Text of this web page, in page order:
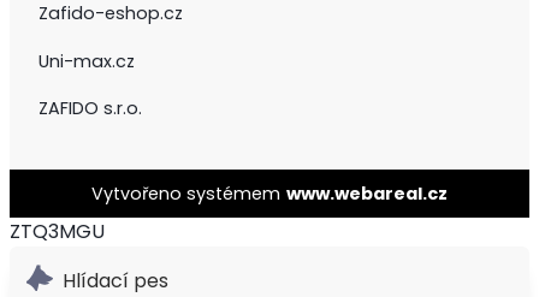
Zafido-eshop.cz
Uni-max.cz
ZAFIDO s.r.o.
Vytvořeno systémem www.webareal.cz
ZTQ3MGU
Hlídací pes